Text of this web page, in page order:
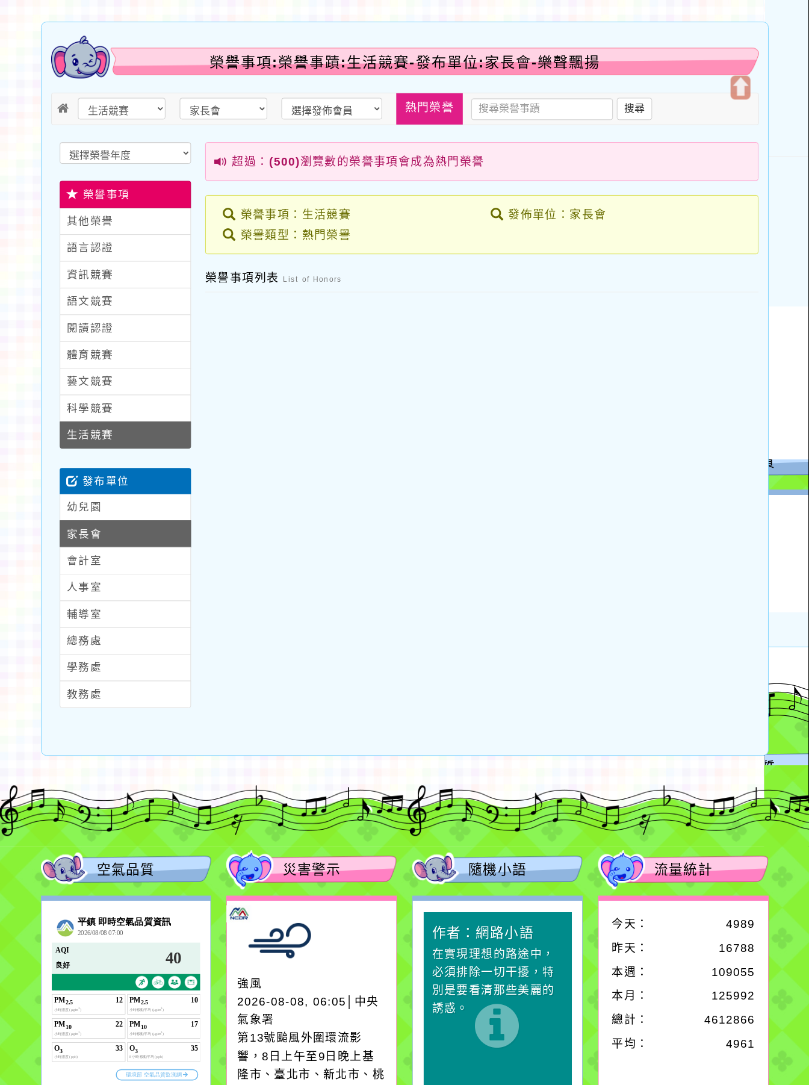
榮譽事項:榮譽事蹟:生活競賽-發布單位:家長會-樂聲飄揚
熱門榮譽 搜尋
榮譽事項
其他榮譽
語言認證
資訊競賽
語文競賽
閱讀認證
體育競賽
藝文競賽
科學競賽
生活競賽
發布單位
幼兒園
家長會
會計室
人事室
輔導室
總務處
學務處
教務處
超過： (500)瀏覽數的榮譽事項會成為熱門榮譽
榮譽事項：生活競賽
發佈單位：家長會
榮譽類型：熱門榮譽
榮譽事項列表 List of Honors
空氣品質 災害警示
強風
2026-08-08, 06:05│中央
氣象署
第13號颱風外圍環流影
響，8日上午至9日晚上基
隆市、臺北市、新北市、桃
隨機小語
作者：網路小語
生活是一面鏡子。你對
作者：網路小語
在實現理想的路途中，
必須排除一切干擾，特
別是要看清那些美麗的
誘惑。
作者：網路小語
一杯清水因滴入一滴污
水而變污濁，一杯污水
卻不會因一滴清水的存
流量統計
今天：
4989
昨天：
16788
本週：
109055
本月：
125992
總計：
4612866
平均： 4961